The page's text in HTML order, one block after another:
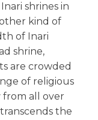
shrines in
kind of
of Inari
shrine,
are crowded
of religious
from all over
the